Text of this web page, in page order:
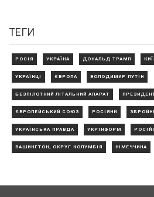
ТЕГИ
РОСІЯ УКРАЇНА ДОНАЛЬД ТРАМП
УКРАЇНЦІ ЄВРОПА ВОЛОДИМИР ПУТІН
БЕЗПІЛОТНИЙ ЛІТАЛЬНИЙ АПАРАТ
ЄВРОПЕЙСЬКИЙ СОЮЗ РОСІЯНИ
УКРАЇНСЬКА ПРАВДА УКРІНФОРМ
ВАШИНГТОН, ОКРУГ КОЛУМБІЯ НІМЕЧЧИНА